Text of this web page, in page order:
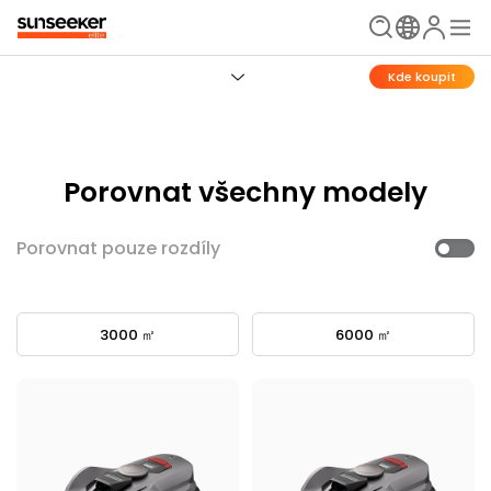
Kde koupit
Porovnat všechny modely
Porovnat pouze rozdíly
3000 ㎡ 6000 ㎡